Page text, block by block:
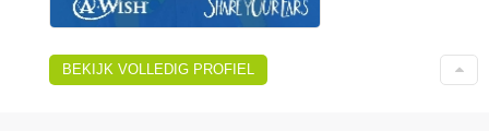
BEKIJK VOLLEDIG PROFIEL